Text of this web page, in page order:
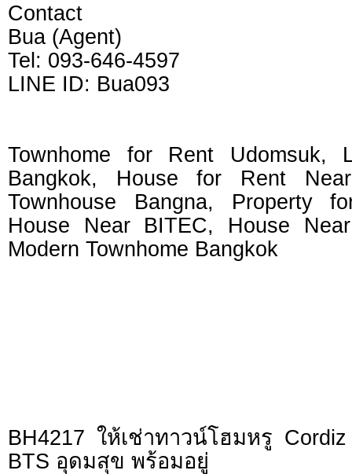
Contact
Bua (Agent)
Tel: 093-646-4597
LINE ID: Bua093
Townhome for Rent Udomsuk,
Bangkok, House for Rent
Townhouse Bangna, Property
House Near BITEC, House
Modern Townhome Bangkok
BH4217 ให้เช่าทาวน์โฮมหรู
BTS อุดมสุข พร้อมอยู่